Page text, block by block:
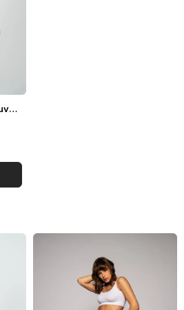
Kadın Pembe Oversize Kruvaze Blazer